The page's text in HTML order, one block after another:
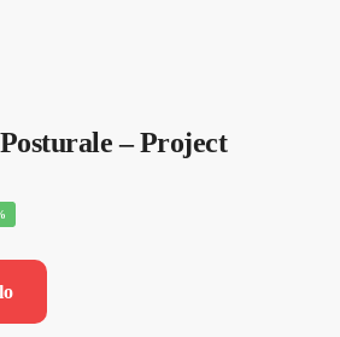
– Project